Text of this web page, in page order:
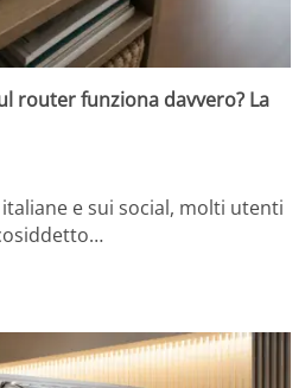
router funziona davvero? La
e sui social, molti utenti